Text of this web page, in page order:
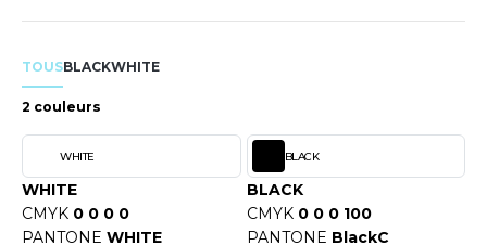
SHOPPING
- BLANKS
TOUSBLACKWHITE
2 couleurs
WHITE
WHITE
CMYK 0 0 0 0
PANTONE WHITE
BLACK
BLACK
CMYK 0 0 0 100
PANTONE BlackC